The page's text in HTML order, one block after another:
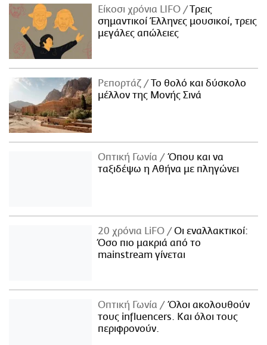
Είκοσι χρόνια LIFO
Tρεις
σημαντικοί Έλληνες μουσικοί, τρεις
μεγάλες απώλειες
Ρεπορτάζ
Το θολό και δύσκολο
μέλλον της Μονής Σινά
Οπτική Γωνία
Όπου και να
ταξιδέψω η Αθήνα με πληγώνει
20 χρόνια LiFO
Οι εναλλακτικοί:
Όσο πιο μακριά από το
mainstream γίνεται
Οπτική Γωνία
Όλοι ακολουθούν
τους influencers. Και όλοι τους
περιφρονούν.